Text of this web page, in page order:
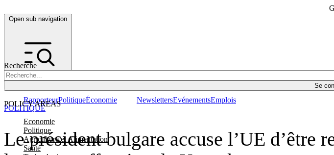
Open sub navigation
Recherche
Se
POLICY AREAS
Economie
Politique
Agriculture et Alimentation
Santé
RapporteurPolitiqueÉconomie NewslettersEvénementsEmplois
Le président bulgare accuse l’UE d’être
POLITIQUE